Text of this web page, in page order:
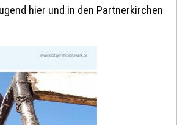
hier und in den Partnerkirchen